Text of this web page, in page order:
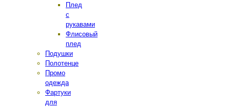
Плед
с
рукавами
Флисовый
плед
Подушки
Полотенце
Промо
одежда
Фартуки
для